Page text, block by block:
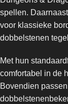
spellen.
voor klassieke
dobbelstenen
Met hun
comfortabel in de
Bovendien